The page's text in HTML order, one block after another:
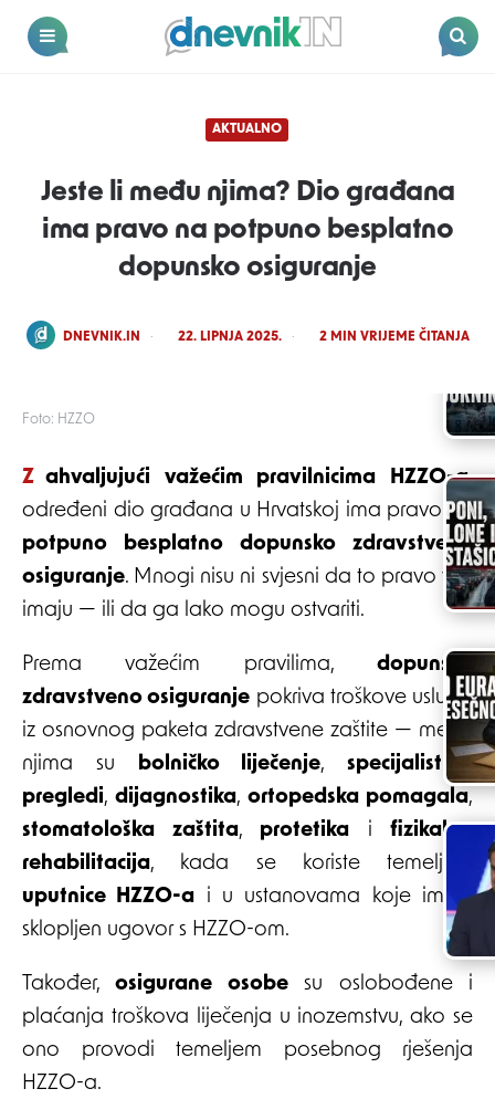
Dnevnik.in
Foto: HZZO
AKTUALNO
Jeste li među njima? Dio građana
ima pravo na potpuno besplatno
dopunsko osiguranje
POSTED
DNEVNIK.IN 22. LIPNJA 2025. 2MIN VRIJEME ČITANJA
Zahvaljujući važećim pravilnicima HZZO-a,
određeni dio građana u Hrvatskoj ima pravo na
potpuno besplatno dopunsko zdravstveno
osiguranje. Mnogi nisu ni svjesni da to pravo već
imaju — ili da ga lako mogu ostvariti.
Prema važećim pravilima, dopunsko
zdravstveno osiguranje pokriva troškove usluga
iz osnovnog paketa zdravstvene zaštite — među
njima su bolničko liječenje, specijalistički
pregledi, dijagnostika, ortopedska pomagala,
stomatološka zaštita, protetika i fizikalna
rehabilitacija, kada se koriste temeljem
uputnice HZZO-a i u ustanovama koje imaju
sklopljen ugovor s HZZO-om.
Također,osigurane osobesu oslobođene i
plaćanja troškova liječenja u inozemstvu, ako se
ono provodi temeljem posebnog rješenja
HZZO-a.